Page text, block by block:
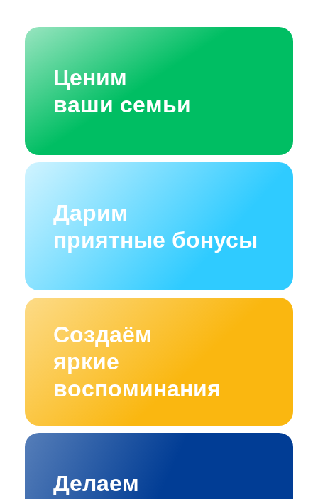
Дарим
приятные бонусы
Ценим
ваши семьи
Создаём
яркие
воспоминания
Делаем